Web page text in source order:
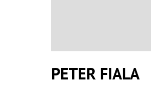
PETER FIALA